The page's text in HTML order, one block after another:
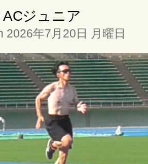
ジュニア
2026年7月20日 月曜日